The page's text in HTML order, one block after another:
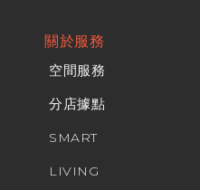
關於服務
空間服務
分店據點
SMART
LIVING